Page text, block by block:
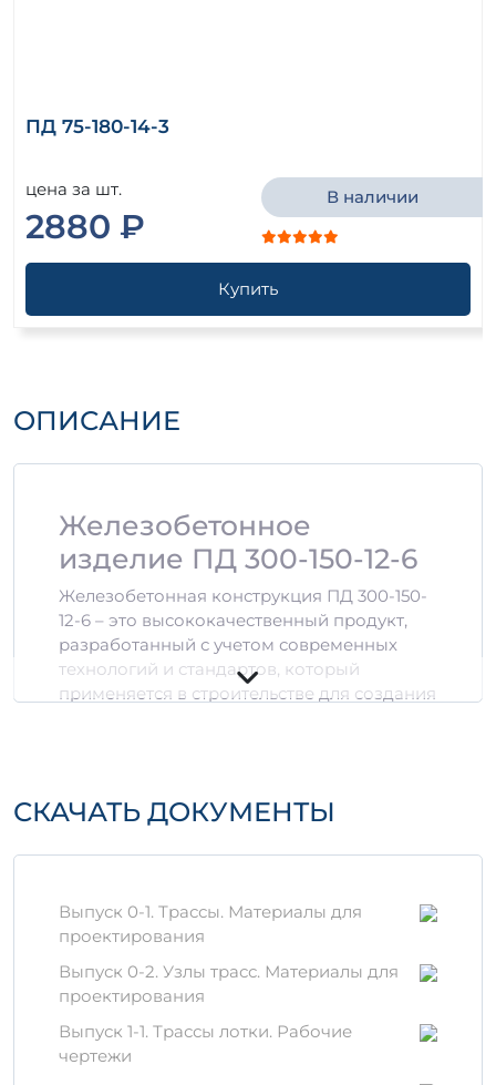
ПД 75-180-14-3
цена за шт.
2880 ₽
В наличии
Купить
ОПИСАНИЕ
Железобетонное
изделие ПД 300-150-12-6
Железобетонная конструкция ПД 300-150-
12-6 – это высококачественный продукт,
разработанный с учетом современных
технологий и стандартов, который
применяется в строительстве для создания
характеристики
Размеры:
Объем:0,53 м³
используемого бетона
Материалы и технологии
При производстве ПД 300-150-12-6
используются только высококачественные
компоненты, такие как:
СКАЧАТЬ ДОКУМЕНТЫ
Выпуск 0-1. Трассы. Материалы для
проектирования
Выпуск 0-2. Узлы трасс. Материалы для
проектирования
Выпуск 1-1. Трассы лотки. Рабочие
чертежи